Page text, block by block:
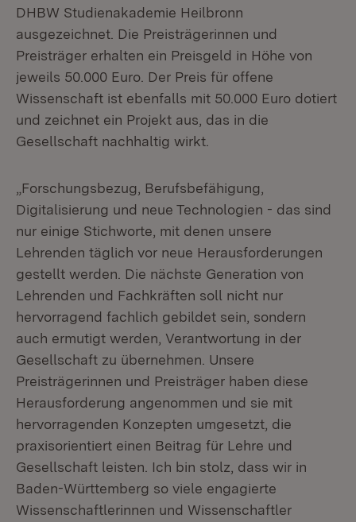
DHBW Studienakademie Heilbronn
ausgezeichnet. Die Preisträgerinnen und
Preisträger erhalten ein Preisgeld in Höhe von
jeweils 50.000 Euro. Der Preis für offene
Wissenschaft ist ebenfalls mit 50.000 Euro dotiert
und zeichnet ein Projekt aus, das in die
Gesellschaft nachhaltig wirkt.
„Forschungsbezug, Berufsbefähigung,
Digitalisierung und neue Technologien - das sind
nur einige Stichworte, mit denen unsere
Lehrenden täglich vor neue Herausforderungen
gestellt werden. Die nächste Generation von
Lehrenden und Fachkräften soll nicht nur
hervorragend fachlich gebildet sein, sondern
auch ermutigt werden, Verantwortung in der
Gesellschaft zu übernehmen. Unsere
Preisträgerinnen und Preisträger haben diese
Herausforderung angenommen und sie mit
hervorragenden Konzepten umgesetzt, die
praxisorientiert einen Beitrag für Lehre und
Gesellschaft leisten. Ich bin stolz, dass wir in
Baden-Württemberg so viele engagierte
Wissenschaftlerinnen und Wissenschaftler